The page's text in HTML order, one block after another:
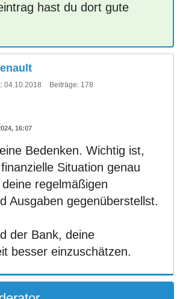
hast du dort gute
04.10.2018 Beiträge: 178
16:07
Bedenken. Wichtig ist,
Situation genau
regelmäßigen
Ausgaben gegenüberstellst.
der Bank, deine
besser einzuschätzen.